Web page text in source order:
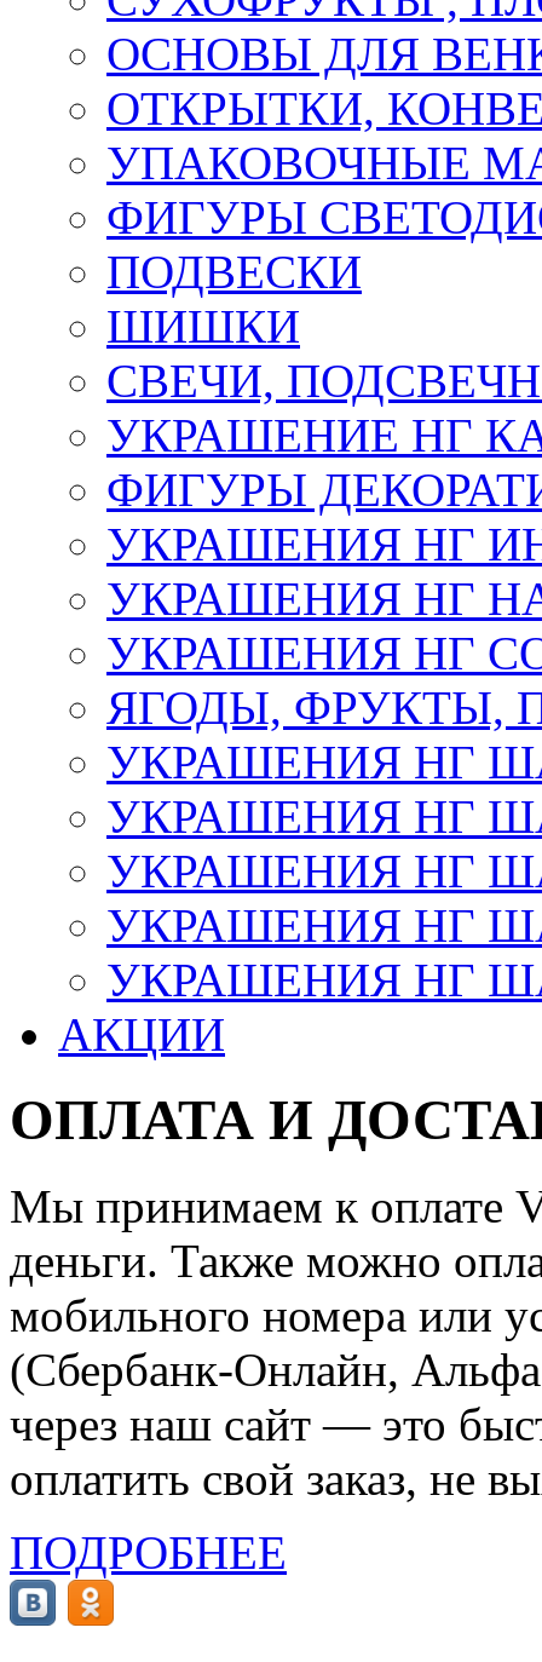
ОСНОВЫ ДЛЯ
ОТКРЫТКИ,
УПАКОВОЧНЫЕ
ФИГУРЫ
ПОДВЕСКИ
ШИШКИ
СВЕЧИ,
УКРАШЕНИЕ НГ
ФИГУРЫ
УКРАШЕНИЯ НГ
УКРАШЕНИЯ НГ
УКРАШЕНИЯ НГ
ЯГОДЫ, ФРУКТЫ,
УКРАШЕНИЯ НГ
УКРАШЕНИЯ НГ
УКРАШЕНИЯ НГ
УКРАШЕНИЯ НГ
УКРАШЕНИЯ НГ
АКЦИИ
ОПЛАТА И
Мы принимаем к оплате
деньги. Также можно
мобильного номера или
(Сбербанк-Онлайн,
через наш сайт — это
оплатить свой заказ, не
ПОДРОБНЕЕ